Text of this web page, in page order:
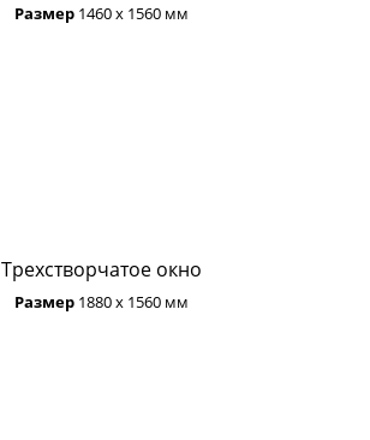
Размер1460 х 1560 мм
Трехстворчатое окно
Размер1880 х 1560 мм